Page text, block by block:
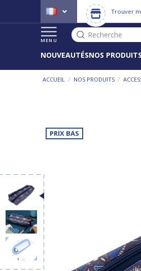
Trouver
MENU
Recherche
NOUVEAUTÉSNOS PRODUITS
ACCUEIL / NOS PRODUITS /
PRIX BAS